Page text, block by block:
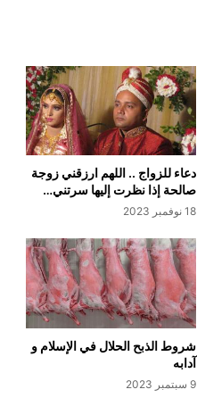
دعاء للزواج .. اللهم ارزقني زوجة
صالحة إذا نظرت إليها سرتني…
18 نوفمبر 2023
شروط الذبح الحلال في الإسلام و
آدابه
9 سبتمبر 2023